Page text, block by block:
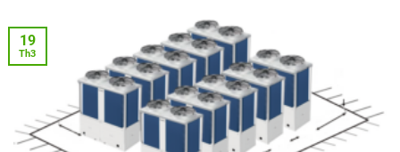
19
Th3